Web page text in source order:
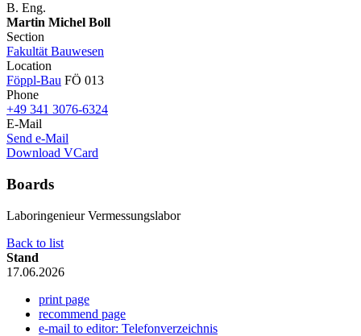
B. Eng.
Martin Michel Boll
Section
Fakultät Bauwesen
Location
Föppl-Bau FÖ 013
Phone
+49 341 3076-6324
E-Mail
Send e-Mail
Download VCard
Boards
Laboringenieur Vermessungslabor
Back to list
Stand
17.06.2026
print page
recommend page
e-mail to editor: Telefonverzeichnis